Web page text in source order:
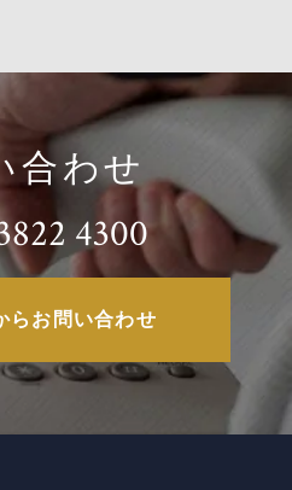
合わせ
4300
らお問い合わせ